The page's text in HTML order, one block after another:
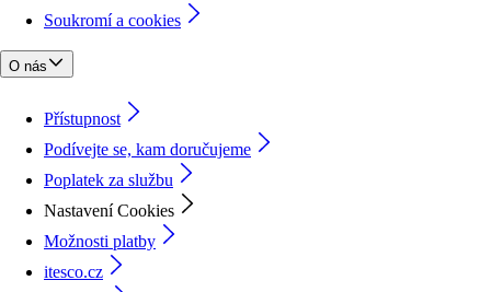
Soukromí a cookies
O nás
Přístupnost
Podívejte se, kam doručujeme
Poplatek za službu
Nastavení Cookies
Možnosti platby
itesco.cz